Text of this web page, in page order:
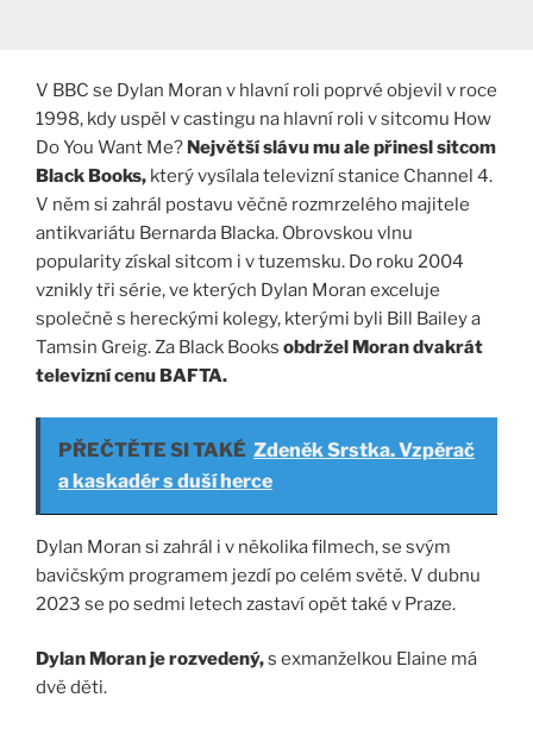
V BBC se Dylan Moran v hlavní roli poprvé objevil v roce
1998, kdy uspěl v castingu na hlavní roli v sitcomu How
Do You Want Me? Největší slávu mu ale přinesl sitcom
Black Books, který vysílala televizní stanice Channel 4.
V něm si zahrál postavu věčně rozmrzelého majitele
antikvariátu Bernarda Blacka. Obrovskou vlnu
popularity získal sitcom i v tuzemsku. Do roku 2004
vznikly tři série, ve kterých Dylan Moran exceluje
společně s hereckými kolegy, kterými byli Bill Bailey a
Tamsin Greig. Za Black Books obdržel Moran dvakrát
televizní cenu BAFTA.
PŘEČTĚTE SI TAKÉ Zdeněk Srstka. Vzpěrač
a kaskadér s duší herce
Dylan Moran si zahrál i v několika filmech, se svým
bavičským programem jezdí po celém světě. V dubnu
2023 se po sedmi letech zastaví opět také v Praze.
Dylan Moran je rozvedený,s exmanželkou Elaine má
dvě děti.